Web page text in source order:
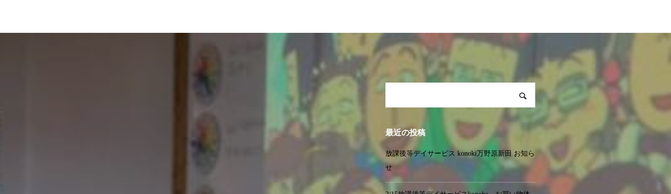
最近の投稿
放課後等デイサービス konoki万野原新田 お知ら
せ